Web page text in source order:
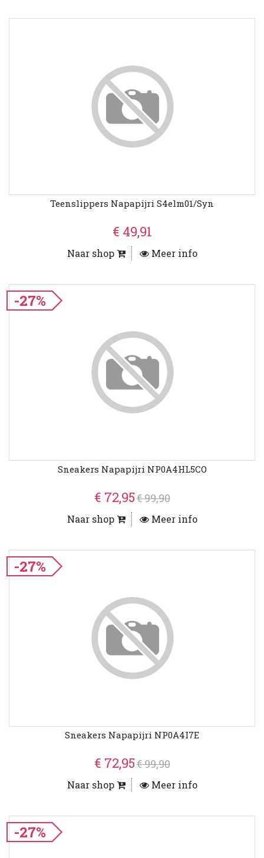
Teenslippers Napapijri S4elm01/syn
€ 49,91
Naar shop Meer info
-27%
Sneakers Napapijri NP0A4HL5CO
€ 72,95€ 99,90
Naar shop Meer info
-27%
Sneakers Napapijri NP0A4I7E
€ 72,95€ 99,90
Naar shop Meer info
-27%